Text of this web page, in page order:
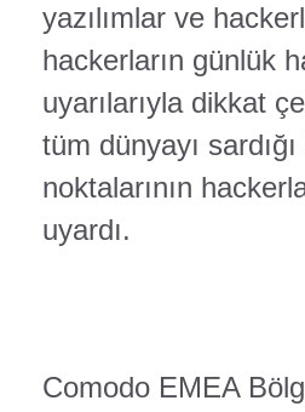
yazılımlar ve
hackerların günlük
uyarılarıyla dikkat
tüm dünyayı
noktalarının
uyardı.
Comodo EMEA